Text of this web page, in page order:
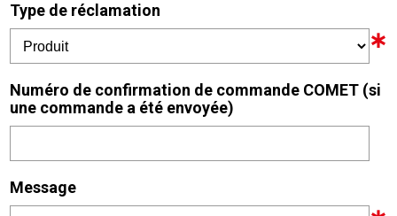
Type de réclamation
Numéro de confirmation de commande COMET (si
une commande a été envoyée)
Message